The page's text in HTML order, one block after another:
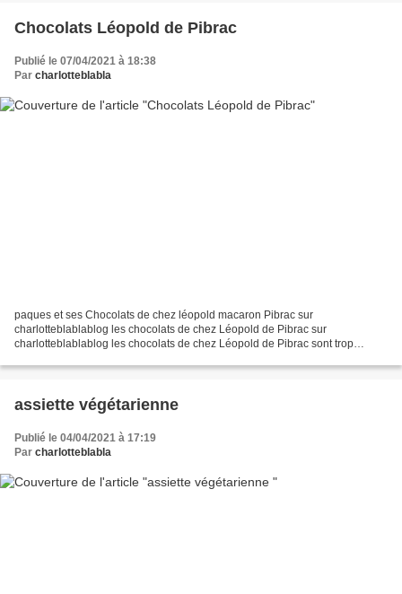
Chocolats Léopold de Pibrac
Publié le 07/04/2021 à 18:38
Par charlotteblabla
paques et ses Chocolats de chez léopold macaron Pibrac sur
charlotteblablablog les chocolats de chez Léopold de Pibrac sur
charlotteblablablog les chocolats de chez Léopold de Pibrac sont trop
assiette végétarienne
Publié le 04/04/2021 à 17:19
Par charlotteblabla